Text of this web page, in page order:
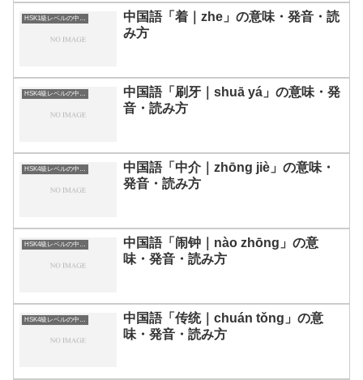
HSK1級レベルの中国語
中国語「着｜zhe」の意味・発音・読
み方
HSK4級レベルの中国語
中国語「刷牙｜shuā yá」の意味・発
音・読み方
HSK4級レベルの中国語
中国語「中介｜zhōng jiè」の意味・
発音・読み方
HSK4級レベルの中国語
中国語「闹钟｜nào zhōng」の意
味・発音・読み方
中国語「传统｜chuán tǒng」の意
味・発音・読み方